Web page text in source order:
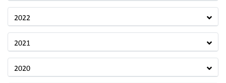
2022
2021
2020